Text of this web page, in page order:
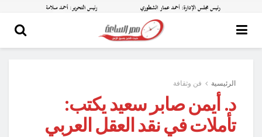
الرئيسية فن وثقافة
د. أيمن صابر سعيد يكتب:
تأملات في نقد العقل العربي